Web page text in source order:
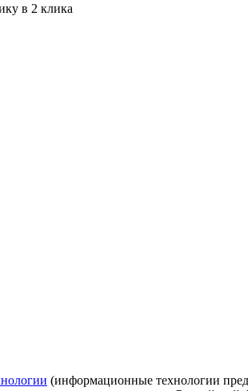
в 2 клика
(информационные технологии